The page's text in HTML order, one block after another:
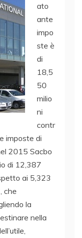
ato
ante
impo
ste è
di
18,5
50
milio
ni
contr
imposte di
2015 Sacbo
di 12,387
ai 5,323
che
la
nella